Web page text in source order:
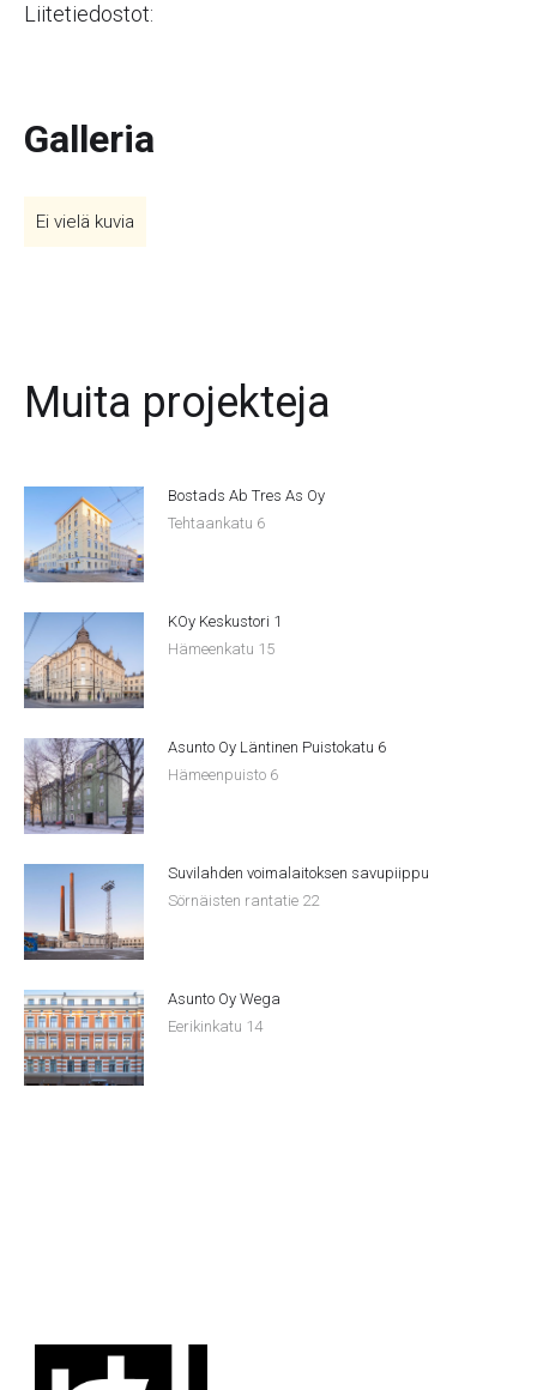
Liitetiedostot:
Galleria
Ei vielä kuvia
Muita projekteja
Bostads Ab Tres As Oy
Tehtaankatu 6
KOy Keskustori 1
Hämeenkatu 15
Asunto Oy Läntinen Puistokatu 6
Hämeenpuisto 6
Suvilahden voimalaitoksen savupiippu
Sörnäisten rantatie 22
Asunto Oy Wega
Eerikinkatu 14